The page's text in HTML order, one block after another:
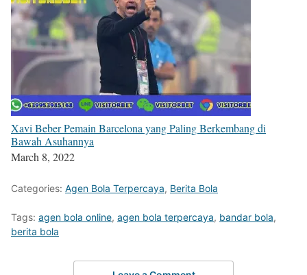
Xavi Beber Pemain Barcelona yang Paling Berkembang di
Bawah Asuhannya
March 8, 2022
Categories: Agen Bola Terpercaya, Berita Bola
Tags: agen bola online, agen bola terpercaya, bandar bola,
berita bola